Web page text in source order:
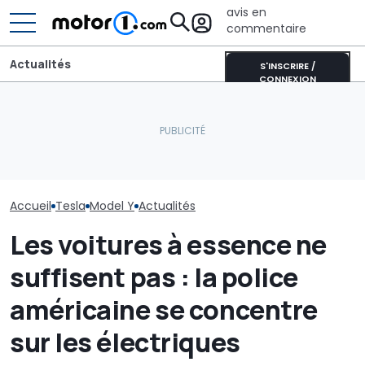
avis en
commentaire
S'INSCRIRE /
CONNEXION
Actualités
Accueil Tesla Model Y Actualités
Les voitures à essence ne
suffisent pas : la police
américaine se concentre
sur les électriques